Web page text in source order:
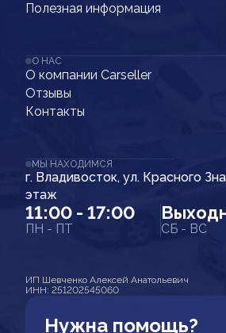
Полезная информация
О НАС
О компании Carseller
Отзывы
Контакты
МЫ НАХОДИМСЯ
г. Владивосток, ул. Красного
этаж
11:00 - 17:00
ПН - ПТ СБ - ВС
ИП Шевченко Алексей Анатольевич
ИНН: 251202545060
Нужна помощь?